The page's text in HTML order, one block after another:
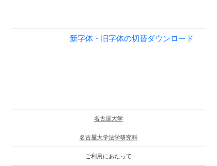
新字体・旧字体の切替ダウンロード
名古屋大学
名古屋大学法学研究科
ご利用にあたって